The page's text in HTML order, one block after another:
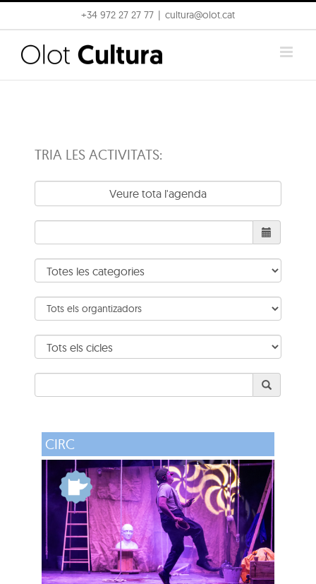
to
content
+34 972 27 27 77 cultura@olot.cat
TRIA LES ACTIVITATS:
Veure tota l'agenda
CIRC